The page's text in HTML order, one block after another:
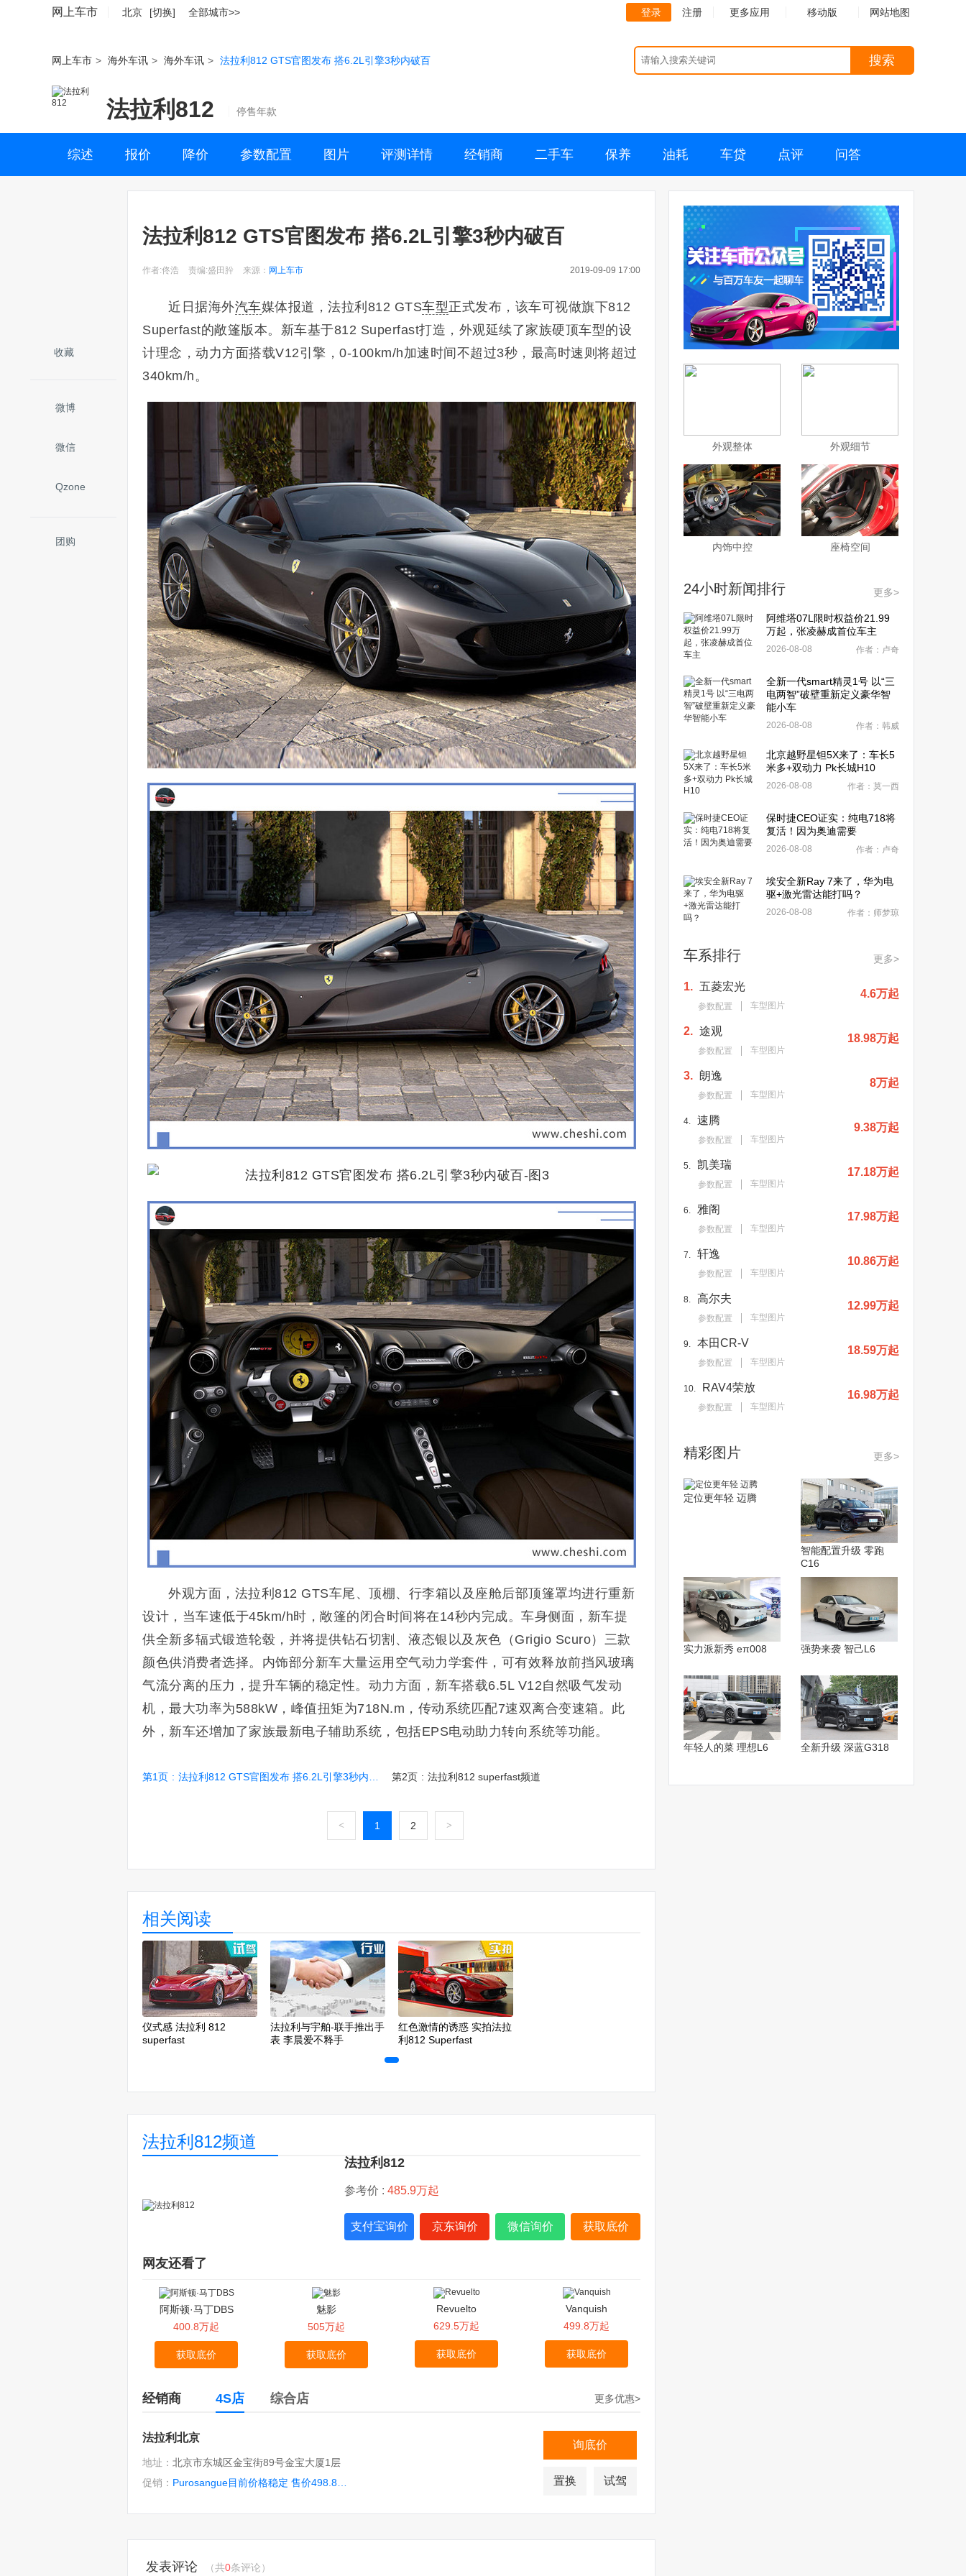
网上车市 北京 [切换] 全部城市>> 登录 注册 更多应用 移动版 网站地图
网上车市 > 海外车讯 > 海外车讯 > 法拉利812 GTS官图发布 搭6.2L引擎3秒内破百 搜索
法拉利812 停售年款
综述 报价 降价 参数配置 图片 评测详情 经销商 二手车 保养 油耗 车贷 点评 问答
收藏
微博
微信
Qzone
团购
法拉利812 GTS官图发布 搭6.2L引擎3秒内破百
作者:佟浩 责编:盛田肸 来源： 网上车市 2019-09-09 17:00
近日据海外汽车媒体报道，法拉利812 GTS车型正式发布，该车可视做旗下812
Superfast的敞篷版本。新车基于812 Superfast打造，外观延续了家族硬顶车型的设
计理念，动力方面搭载V12引擎，0-100km/h加速时间不超过3秒，最高时速则将超过
340km/h。
外观方面，法拉利812 GTS车尾、顶棚、行李箱以及座舱后部顶篷罩均进行重新
设计，当车速低于45km/h时，敞篷的闭合时间将在14秒内完成。车身侧面，新车提
供全新多辐式锻造轮毂，并将提供钻石切割、液态银以及灰色（Grigio Scuro）三款
颜色供消费者选择。内饰部分新车大量运用空气动力学套件，可有效释放前挡风玻璃
气流分离的压力，提升车辆的稳定性。动力方面，新车搭载6.5L V12自然吸气发动
机，最大功率为588kW，峰值扭矩为718N.m，传动系统匹配7速双离合变速箱。此
外，新车还增加了家族最新电子辅助系统，包括EPS电动助力转向系统等功能。
第1页 : 法拉利812 GTS官图发布 搭6.2L引擎3秒内破百 第2页 : 法拉利812 superfast频道
< 1 2 >
相关阅读
仪式感 法拉利 812
superfast
法拉利与宇舶-联手推出手
表 李晨爱不释手
红色激情的诱惑 实拍法拉
利812 Superfast
法拉利812频道
法拉利812
参考价 : 485.9万起
支付宝询价 京东询价 微信询价 获取底价
网友还看了
阿斯顿·马丁DBS
400.8万起
获取底价
魅影
505万起
获取底价
Revuelto
629.5万起
获取底价
Vanquish
499.8万起
获取底价
经销商 4S店 综合店 更多优惠>
法拉利北京
地址： 北京市东城区金宝街89号金宝大厦1层
促销：
询底价
置换 试驾
发表评论 （共0条评论）
外观整体 外观细节
内饰中控 座椅空间
24小时新闻排行 更多>
阿维塔07L限时权益价21.99
万起，张凌赫成首位车主
2026-08-08 作者：卢奇
全新一代smart精灵1号 以“三
电两智”破壁重新定义豪华智
能小车
2026-08-08 作者：韩威
北京越野星钽5X来了：车长5
米多+双动力 Pk长城H10
2026-08-08 作者：莫一西
保时捷CEO证实：纯电718将
复活！因为奥迪需要
2026-08-08 作者：卢奇
埃安全新Ray 7来了，华为电
驱+激光雷达能打吗？
2026-08-08 作者：师梦琼
车系排行 更多>
1. 五菱宏光
参数配置 车型图片
4.6万起
2. 途观
参数配置 车型图片
18.98万起
3. 朗逸
参数配置 车型图片
8万起
4. 速腾
参数配置 车型图片
9.38万起
5. 凯美瑞
参数配置 车型图片
17.18万起
6. 雅阁
参数配置 车型图片
17.98万起
7. 轩逸
参数配置 车型图片
10.86万起
8. 高尔夫
参数配置 车型图片
12.99万起
9. 本田CR-V
参数配置 车型图片
18.59万起
10. RAV4荣放
参数配置 车型图片
16.98万起
精彩图片 更多>
定位更年轻 迈腾
智能配置升级 零跑
C16
实力派新秀 eπ008 强势来袭 智己L6
年轻人的菜 理想L6 全新升级 深蓝G318